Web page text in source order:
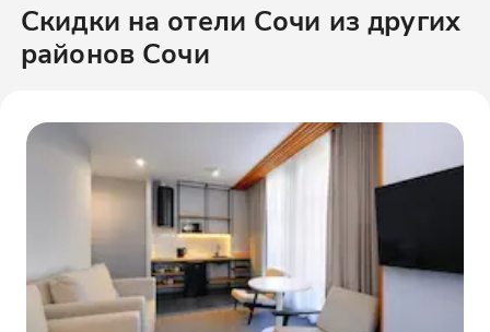
Скидки на отели Сочи из других
районов Сочи